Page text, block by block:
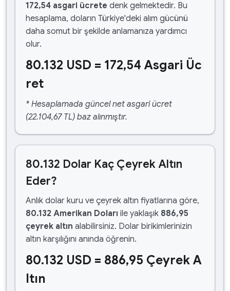
172,54 asgari ücrete denk gelmektedir. Bu
hesaplama, doların Türkiye'deki alım gücünü
daha somut bir şekilde anlamanıza yardımcı
olur.
80.132 USD = 172,54 Asgari Üc
ret
* Hesaplamada güncel net asgari ücret
(22.104,67 TL) baz alınmıştır.
80.132 Dolar Kaç Çeyrek Altın
Eder?
Anlık dolar kuru ve çeyrek altın fiyatlarına göre,
80.132 Amerikan Doları ile yaklaşık 886,95
çeyrek altın alabilirsiniz. Dolar birikimlerinizin
altın karşılığını anında öğrenin.
80.132 USD = 886,95 Çeyrek A
ltın